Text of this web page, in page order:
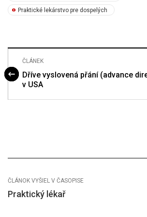
Praktické lekárstvo pre dospelých
ČLÁNEK
Dříve vyslovená přání (advance
v USA
ČLÁNOK VYŠIEL V ČASOPISE
Praktický lékař